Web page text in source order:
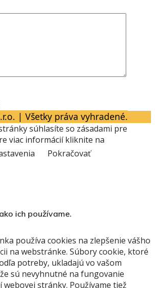
| Všetky práva vyhradené.
súhlasíte so zásadami pre
viac informácií kliknite na
Pokračovať
ich používame.
používa cookies na zlepšenie vášho
na webstránke. Súbory cookie, ktoré
potreby, ukladajú vo vašom
sú nevyhnutné na fungovanie
webovej stránky. Používame tiež